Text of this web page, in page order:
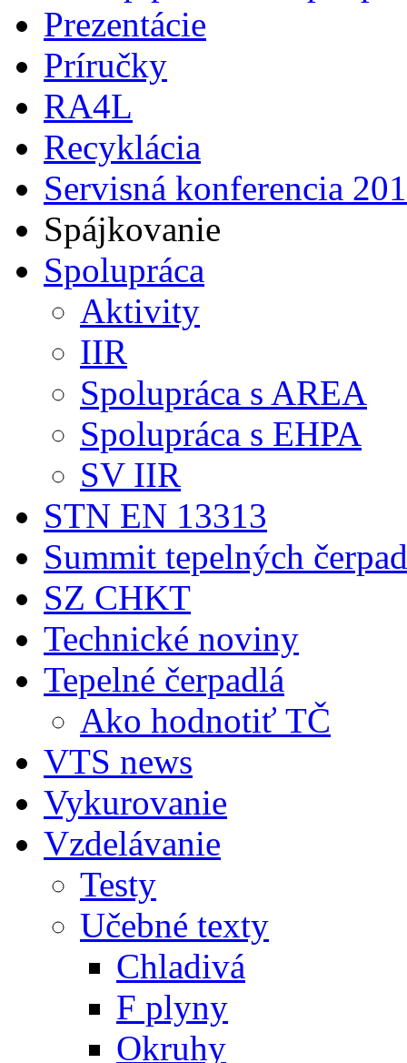
Prezentácie
Príručky
RA4L
Recyklácia
Servisná konferencia
Spájkovanie
Spolupráca
Aktivity
IIR
Spolupráca s AREA
Spolupráca s EHPA
SV IIR
STN EN 13313
Summit tepelných
SZ CHKT
Technické noviny
Tepelné čerpadlá
Ako hodnotiť TČ
VTS news
Vykurovanie
Vzdelávanie
Testy
Učebné texty
Chladivá
F plyny
Okruhy